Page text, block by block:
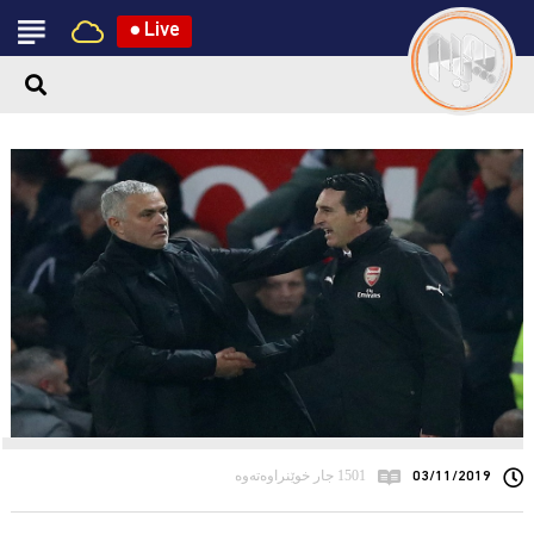
● Live
03/11/2019 1501 جار خوێنراوەتەوە